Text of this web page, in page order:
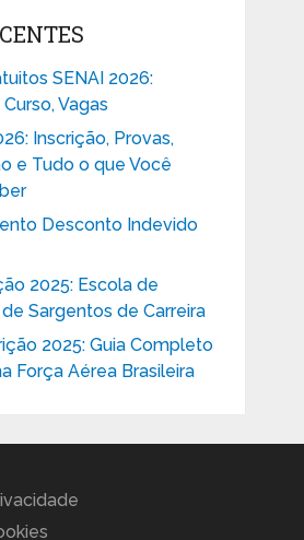
SENAI 2026:
Vagas
Inscrição, Provas,
e Tudo o que Você
Desconto Indevido
2025: Escola de
Sargentos de Carreira
2025: Guia Completo
Força Aérea Brasileira